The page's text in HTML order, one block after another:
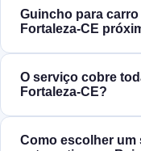
Guincho para
Fortaleza‑CE
O serviço cobre
Fortaleza‑CE?
Como escolher